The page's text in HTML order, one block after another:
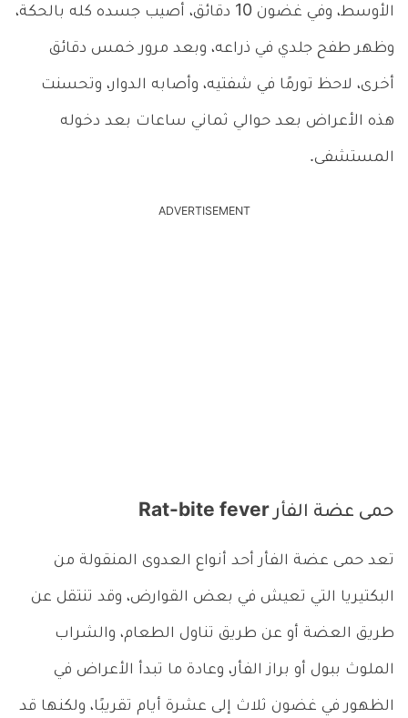
الأوسط، وفي غضون 10 دقائق، أصيب جسده كله بالحكة،
وظهر طفح جلدي في ذراعه، وبعد مرور خمس دقائق
أخرى، لاحظ تورمًا في شفتيه، وأصابه الدوار، وتحسنت
هذه الأعراض بعد حوالي ثماني ساعات بعد دخوله
المستشفى.
ADVERTISEMENT
حمى عضة الفأر Rat-bite fever
تعد حمى عضة الفأر أحد أنواع العدوى المنقولة من
البكتيريا التي تعيش في بعض القوارض، وقد تنتقل عن
طريق العضة أو عن طريق تناول الطعام، والشراب
الملوث ببول أو براز الفأر، وعادة ما تبدأ الأعراض في
الظهور في غضون ثلاث إلى عشرة أيام تقريبًا، ولكنها قد